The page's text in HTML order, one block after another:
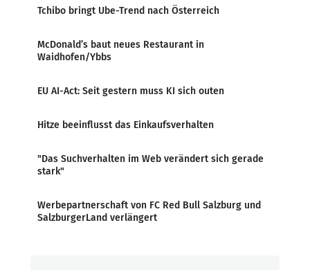
Tchibo bringt Ube-Trend nach Österreich
McDonald’s baut neues Restaurant in
Waidhofen/Ybbs
EU AI-Act: Seit gestern muss KI sich outen
Hitze beeinflusst das Einkaufsverhalten
"Das Suchverhalten im Web verändert sich gerade
stark"
Werbepartnerschaft von FC Red Bull Salzburg und
SalzburgerLand verlängert